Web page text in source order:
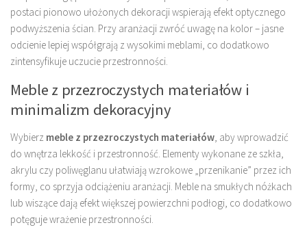
postaci pionowo ułożonych dekoracji wspierają efekt optycznego
podwyższenia ścian. Przy aranżacji zwróć uwagę na kolor – jasne
odcienie lepiej współgrają z wysokimi meblami, co dodatkowo
zintensyfikuje uczucie przestronności.
Meble z przezroczystych materiałów i
minimalizm dekoracyjny
Wybierz meble z przezroczystych materiałów, aby wprowadzić
do wnętrza lekkość i przestronność. Elementy wykonane ze szkła,
akrylu czy poliwęglanu ułatwiają wzrokowe „przenikanie” przez ich
formy, co sprzyja odciążeniu aranżacji. Meble na smukłych nóżkach
lub wiszące dają efekt większej powierzchni podłogi, co dodatkowo
potęguje wrażenie przestronności.